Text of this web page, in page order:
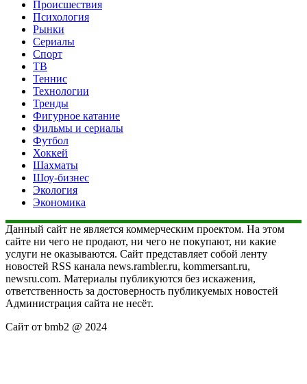
Происшествия
Психология
Рынки
Сериалы
Спорт
ТВ
Теннис
Технологии
Тренды
Фигурное катание
Фильмы и сериалы
Футбол
Хоккей
Шахматы
Шоу-бизнес
Экология
Экономика
Данный сайт не является коммерческим проектом. На этом
сайте ни чего не продают, ни чего не покупают, ни какие
услуги не оказываются. Сайт представляет собой ленту
новостей RSS канала news.rambler.ru, kommersant.ru,
newsru.com. Материалы публикуются без искажения,
ответственность за достоверность публикуемых новостей
Администрация сайта не несёт.
Сайт от bmb2 @ 2024